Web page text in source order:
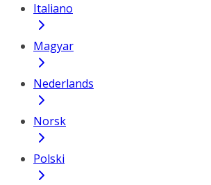
Italiano
Magyar
Nederlands
Norsk
Polski